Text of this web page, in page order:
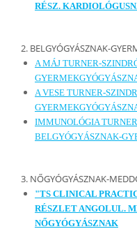
RÉSZ.
2. BELGYÓGYÁSZNAK-
A MÁJ TURNER-
A VESE TURNER-
IMMUNOLÓGIA
BELGYÓGYÁSZNAK-
3. NŐGYÓGYÁSZNAK-
"TS CLINICAL
RÉSZLET ANGOLUL.
NŐGYÓGYÁSZNAK